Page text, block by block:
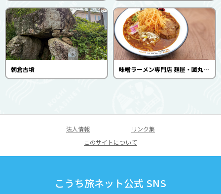
朝倉古墳 味噌ラーメン専門店 麺屋・國丸。土佐道路店。
法人情報
リンク集
このサイトについて
こうち旅ネット公式 SNS